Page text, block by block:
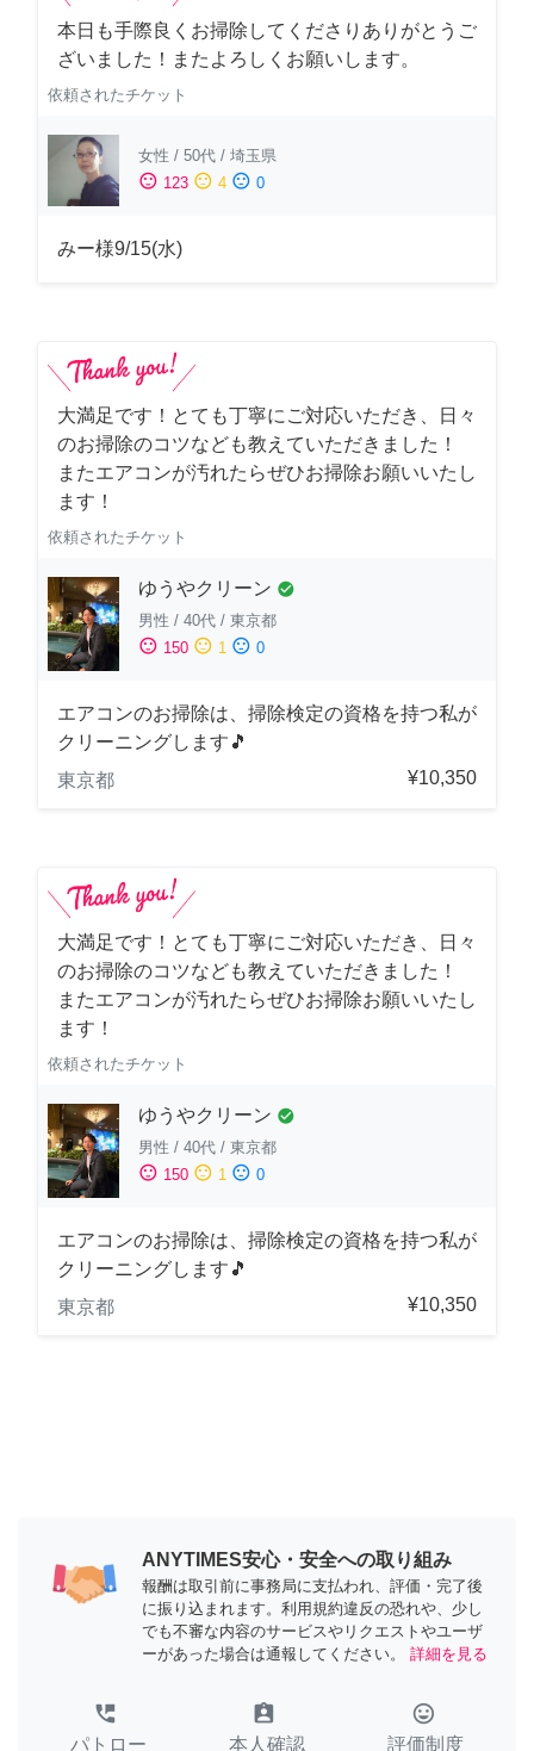
本日も手際良くお掃除してくださりありがとうご
ざいました！またよろしくお願いします。
依頼されたチケット
女性 / 50代 / 埼玉県
sentiment_satisfied 123 sentiment_neutral 4 sentiment_dissatisfied 0
みー様9/15(水)
大満足です！とても丁寧にご対応いただき、日々
のお掃除のコツなども教えていただきました！
またエアコンが汚れたらぜひお掃除お願いいたし
ます！
依頼されたチケット
ゆうやクリーン check_circle
男性 / 40代 / 東京都
sentiment_satisfied 150 sentiment_neutral 1 sentiment_dissatisfied 0
エアコンのお掃除は、掃除検定の資格を持つ私が
クリーニングします🎵
東京都
¥10,350
大満足です！とても丁寧にご対応いただき、日々
のお掃除のコツなども教えていただきました！
またエアコンが汚れたらぜひお掃除お願いいたし
ます！
依頼されたチケット
ゆうやクリーン check_circle
男性 / 40代 / 東京都
sentiment_satisfied 150 sentiment_neutral 1 sentiment_dissatisfied 0
エアコンのお掃除は、掃除検定の資格を持つ私が
クリーニングします🎵
東京都
¥10,350
ANYTIMES安心・安全への取り組み
報酬は取引前に事務局に支払われ、評価・完了後
に振り込まれます。利用規約違反の恐れや、少し
でも不審な内容のサービスやリクエストやユーザ
ーがあった場合は通報してください。
詳細を見る
perm_phone_msg
パトロー
assignment_ind
本人確認
tag_faces
評価制度